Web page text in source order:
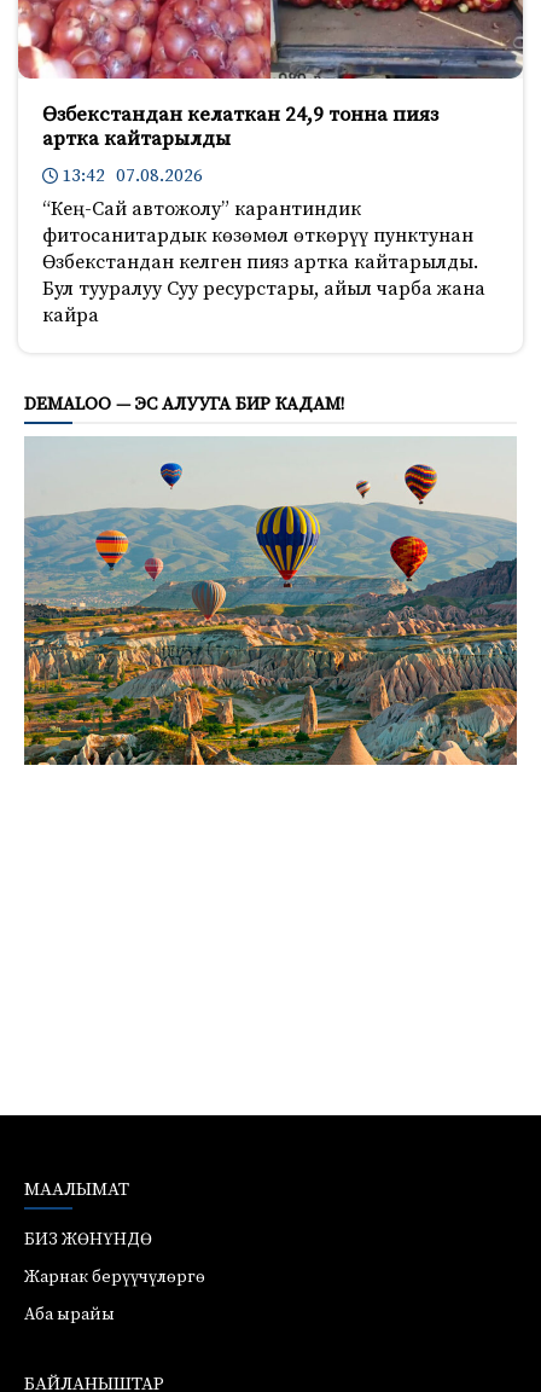
Өзбекстандан келаткан 24,9 тонна пияз
артка кайтарылды
13:42 07.08.2026
“Кең-Сай автожолу” карантиндик
фитосанитардык көзөмөл өткөрүү пунктунан
Өзбекстандан келген пияз артка кайтарылды.
Бул тууралуу Суу ресурстары, айыл чарба жана
кайра
DEMALOO — ЭС АЛУУГА БИР КАДАМ!
МААЛЫМАТ
БИЗ ЖӨНҮНДӨ
Жарнак берүүчүлөргө
Аба ырайы
БАЙЛАНЫШТАР